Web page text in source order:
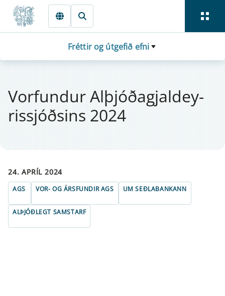
Fara beint í Meginmál
Fréttir og útgefið efni
Vor­fund­ur Alþjóðagjal­dey­
ris­sjóðsins 2024
24. APRÍL 2024
AGS VOR- OG ÁRSFUNDIR AGS UM SEÐLABANKANN
ALÞJÓÐLEGT SAMSTARF